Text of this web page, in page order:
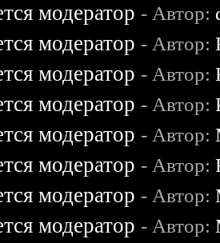
модератор - Автор:
модератор - Автор:
модератор - Автор:
модератор - Автор:
модератор - Автор:
модератор - Автор:
модератор - Автор:
модератор - Автор: